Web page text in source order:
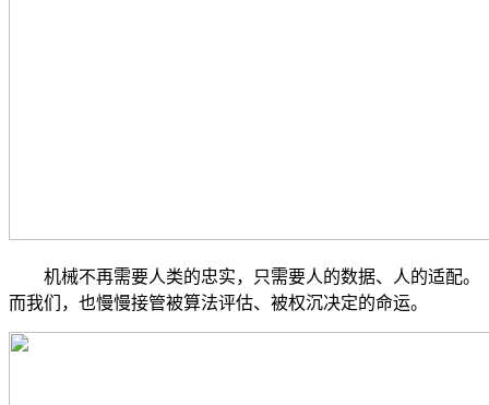
机械不再需要人类的忠实，只需要人的数据、人的适配。
而我们，也慢慢接管被算法评估、被权沉决定的命运。